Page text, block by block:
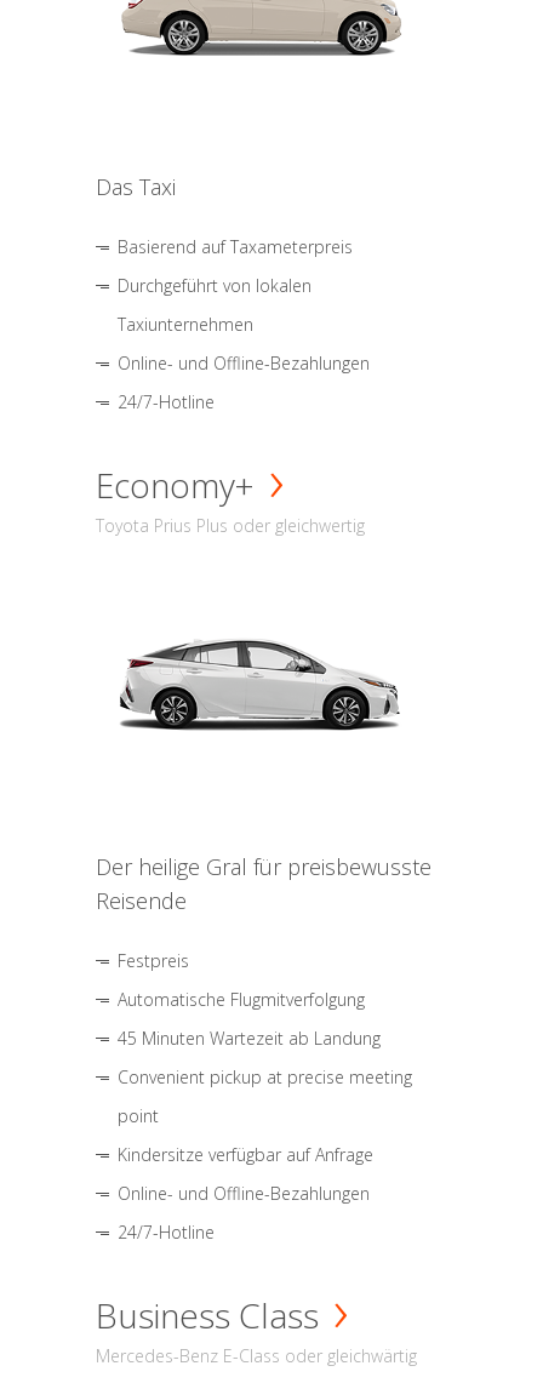
Das Taxi
Basierend auf Taxameterpreis
Durchgeführt von lokalen
Taxiunternehmen
Online- und Offline-Bezahlungen
24/7-Hotline
Economy+
Toyota Prius Plus oder gleichwertig
Der heilige Gral für preisbewusste
Reisende
Festpreis
Automatische Flugmitverfolgung
45 Minuten Wartezeit ab Landung
Convenient pickup at precise meeting
point
Kindersitze verfügbar auf Anfrage
Online- und Offline-Bezahlungen
24/7-Hotline
Business Class
Mercedes-Benz E-Class oder gleichwärtig